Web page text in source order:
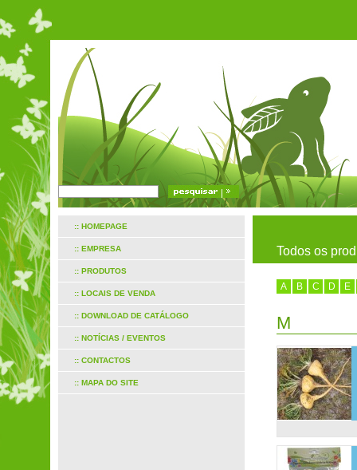
:: HOMEPAGE
:: EMPRESA
:: PRODUTOS
:: LOCAIS DE VENDA
:: DOWNLOAD DE CATÁLOGO
:: NOTÍCIAS / EVENTOS
:: CONTACTOS
:: MAPA DO SITE
Todos os
A B C D E
M